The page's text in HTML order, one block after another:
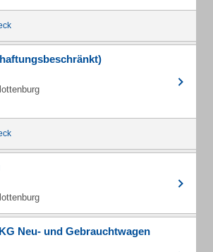
Neu- und Gebrauchtwagen